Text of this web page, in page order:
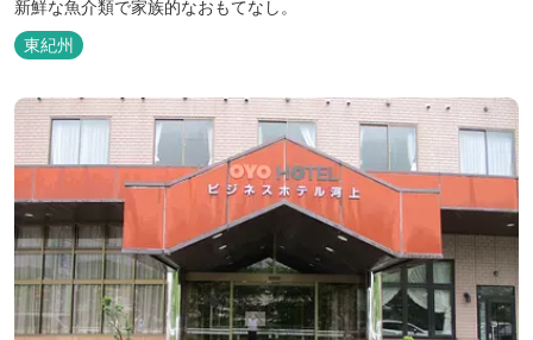
新鮮な魚介類で家族的なおもてなし。
東紀州